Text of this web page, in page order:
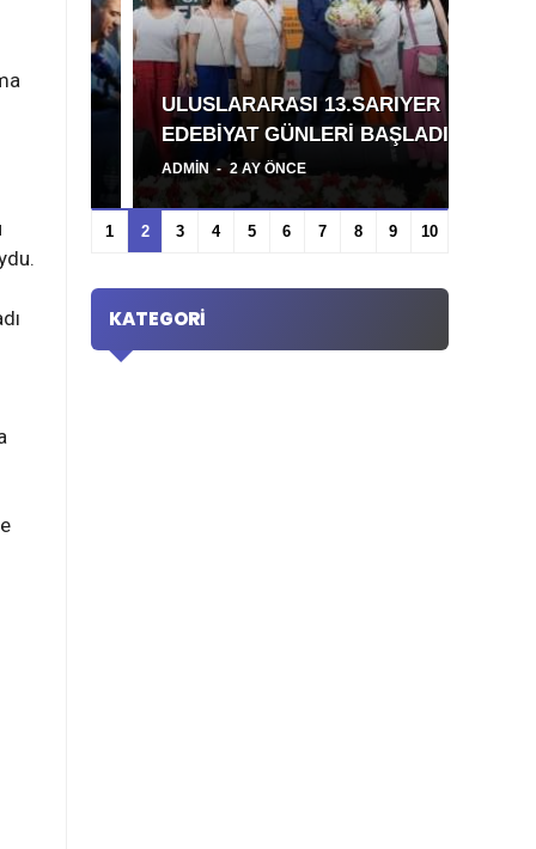
ULUSLARARASI 13.SARIYER
EDEBİYAT GÜNLERİ BAŞLADI
ADMIN 2 AY ÖNCE
KATEGORI